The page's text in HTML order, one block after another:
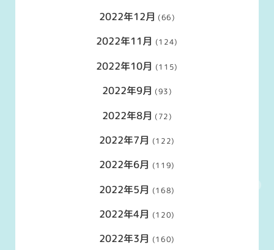
2022年12月 (66)
2022年11月 (124)
2022年10月 (115)
2022年9月 (93)
2022年8月 (72)
2022年7月 (122)
2022年6月 (119)
2022年5月 (168)
2022年4月 (120)
2022年3月 (160)